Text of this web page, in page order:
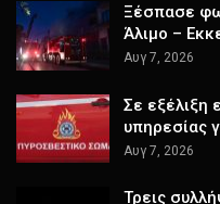
Ξέσπασε
Άλιμο –
Αυγ 7, 2026
Σε εξέλιξη
υπηρεσίας
Αυγ 7, 2026
Τρεις